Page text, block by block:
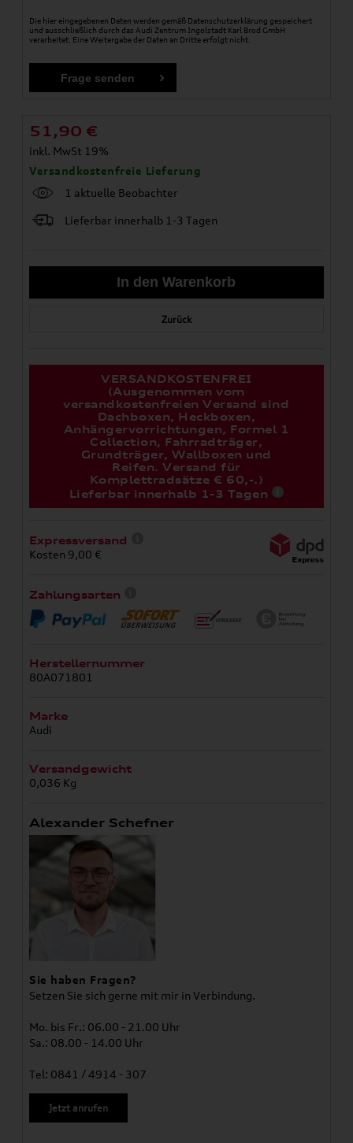
Die hier eingegebenen Daten werden gemäß Datenschutzerklärung gespeichert
und ausschließlich durch das Audi Zentrum Ingolstadt Karl Brod GmbH
verarbeitet. Eine Weitergabe der Daten an Dritte erfolgt nicht.
51,90 €
inkl. MwSt 19%
Versandkostenfreie Lieferung
1 aktuelle Beobachter
Lieferbar innerhalb 1-3 Tagen
Zurück
VERSANDKOSTENFREI
(Ausgenommen vom
versandkostenfreien Versand sind
Dachboxen, Heckboxen,
Anhängervorrichtungen, Formel 1
Collection, Fahrradträger,
Grundträger, Wallboxen und
Reifen. Versand für
Komplettradsätze € 60,-.)
Lieferbar innerhalb 1-3 Tagen
Expressversand
Kosten 9,00 €
Zahlungsarten
Herstellernummer
80A071801
Marke
Audi
Versandgewicht
0,036 Kg
Alexander Schefner
Sie haben Fragen?
Setzen Sie sich gerne mit mir in Verbindung.
Mo. bis Fr.: 06.00 - 21.00 Uhr
Sa.: 08.00 - 14.00 Uhr
Tel: 0841 / 4914 - 307
Jetzt anrufen